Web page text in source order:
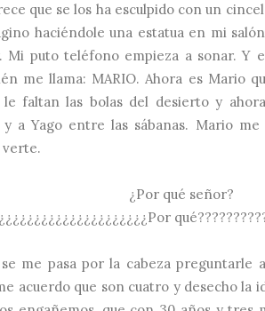
que se los ha esculpido con un
haciéndole una estatua en mi
Mi puto teléfono empieza a sonar. Y
me llama: MARIO. Ahora es Mario
faltan las bolas del desierto y
a Yago entre las sábanas. Mario
verte.
¿Por qué señor?
me pasa por la cabeza preguntarle
acuerdo que son cuatro y desecho la